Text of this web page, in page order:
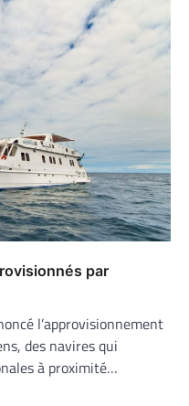
par
l’approvisionnement
des navires qui
à proximité…